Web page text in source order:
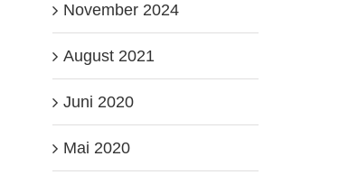
November 2024
August 2021
Juni 2020
Mai 2020